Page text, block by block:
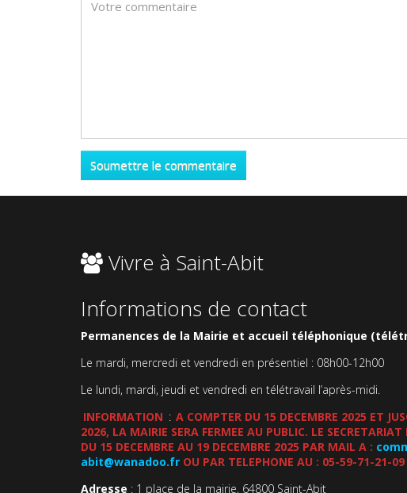
Vivre à Saint-Abit
Informations de contact
Permanences de la Mairie et accueil téléphonique
Le mardi, mercredi et vendredi en présentiel : 08h00-12h00
Le lundi, mardi, jeudi et vendredi en télétravail l’après-midi.
INFORMATION : A COMPTER DU 15 DECEMBRE 2025 ET
2026, LA MAIRIE SERA FERMEE AU PUBLIC. LE SECRETARIAT
DU 15 DECEMBRE AU 19 DECEMBRE 2025 PAR MAIL A :
abit@wanadoo.fr OU PAR TELEPHONE AU : 05-59-71-21-09
Adresse : 1 place de la mairie, 64800 Saint-Abit